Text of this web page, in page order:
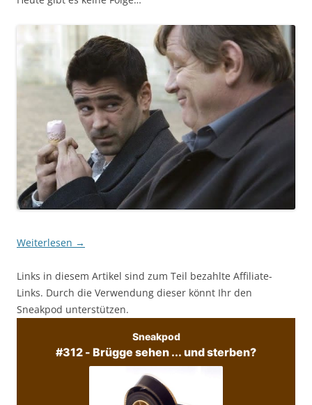
Weiterlesen →
Links in diesem Artikel sind zum Teil bezahlte Affiliate-
Links. Durch die Verwendung dieser könnt Ihr den
Sneakpod unterstützen.